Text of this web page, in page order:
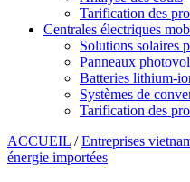
Tarification des
Centrales électriques
Solutions solaires
Panneaux
Batteries lithium-
Systèmes de
Tarification des
ACCUEIL /Entreprises
énergie importées